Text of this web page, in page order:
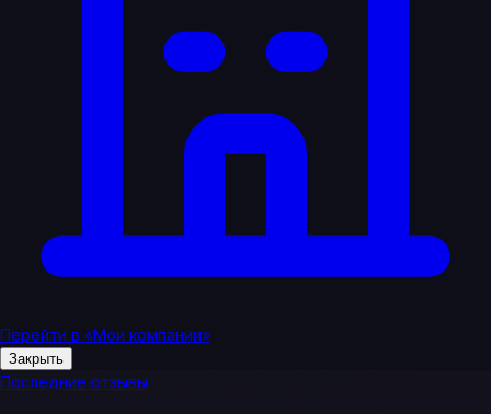
Перейти в «Мои компании»
Закрыть
Последние отзывы